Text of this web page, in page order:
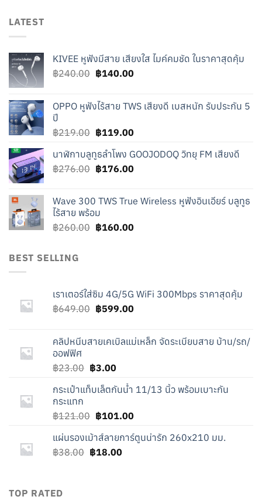
LATEST
KIVEE หูฟังมีสาย เสียงใส ไมค์คมชัด ในราคาสุดคุ้ม
฿240.00 Original
฿240.00.
฿140.00Current
฿140.00.
OPPO หูฟังไร้สาย TWS เสียงดี เบสหนัก รับประกัน 5
ปี
฿219.00 Original
was:
฿219.00.
฿119.00Current
is:
฿119.00.
นาฬิกาบลูทูธลำโพง GOOJODOQ วิทยุ FM เสียงดี
฿276.00 Original
฿276.00.
฿176.00Current
฿176.00.
Wave 300 TWS True Wireless หูฟังอินเอียร์ บลูทูธ
ไร้สาย พร้อม
฿260.00 Original
฿160.00Current
BEST SELLING
เราเตอร์ใส่ซิม 4G/5G WiFi 300Mbps ราคาสุดคุ้ม
฿649.00 Original
฿649.00.
฿599.00Current
฿599.00.
คลิปหนีบสายเคเบิลแม่เหล็ก จัดระเบียบสาย บ้าน/รถ/
ออฟฟิศ
฿23.00 Original
was:
฿3.00Current
is:
กระเป๋าแท็บเล็ตกันน้ำ 11/13 นิ้ว พร้อมเบาะกัน
กระแทก
฿121.00 Original
was:
฿121.00.
฿101.00Current
is:
แผ่นรองเม้าส์ลายการ์ตูนน่ารัก 260x210 มม.
฿38.00 Original
฿18.00Current
TOP RATED